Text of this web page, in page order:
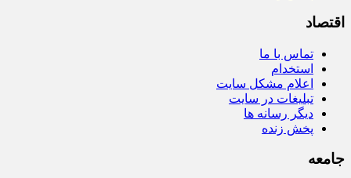
اقتصاد
تماس با ما
استخدام
اعلام مشکل سایت
تبلیغات در سایت
دیگر رسانه ها
پخش زنده
جامعه